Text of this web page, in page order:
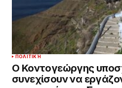
ΠΟΛΙΤΙΚΉ
Ο Κοντογεώργης
συνεχίσουν να